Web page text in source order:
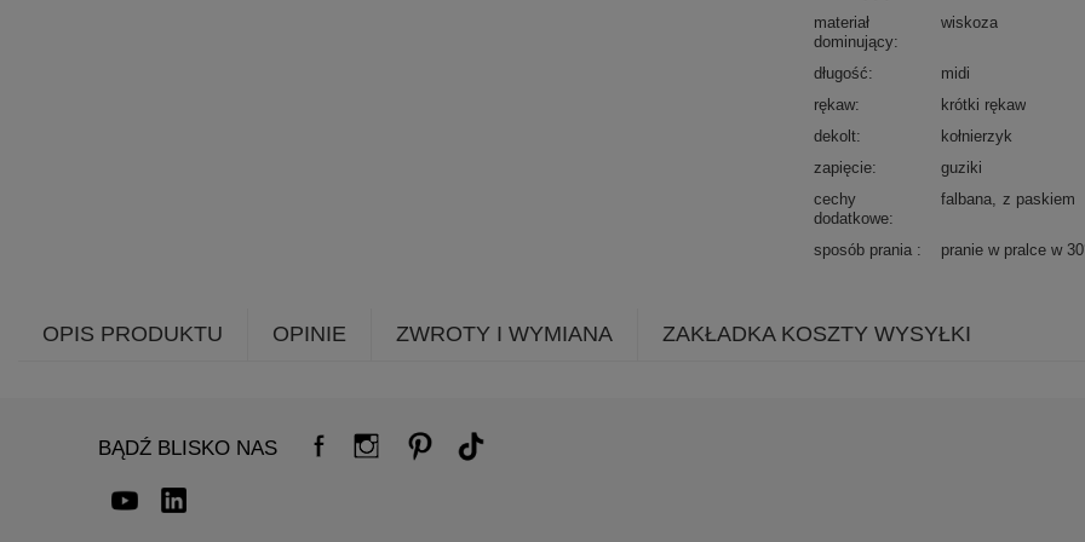
materiał
dominujący
wiskoza
długość
midi
rękaw
krótki rękaw
dekolt
kołnierzyk
zapięcie
guziki
cechy
dodatkowe
falbana z paskiem
sposób prania pranie w pralce w
OPIS PRODUKTU OPINIE ZWROTY I WYMIANA ZAKŁADKA KOSZTY WYSYŁKI
BĄDŹ BLISKO NAS